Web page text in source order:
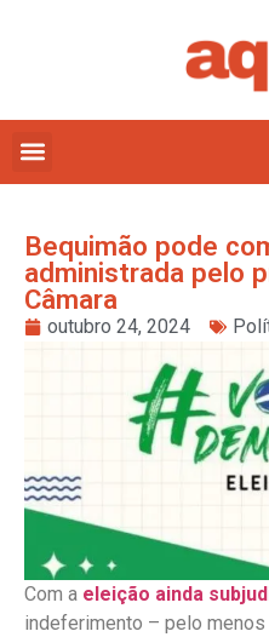
Bequimão pode
administrada pelo
Câmara
outubro 24, 2024
Com a eleição ainda
indeferimento – pelo